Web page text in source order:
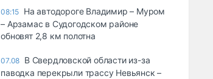
08:15 На автодороге Владимир – Муром
– Арзамас в Судогодском районе
обновят 2,8 км полотна
07.08 В Свердловской области из-за
паводка перекрыли трассу Невьянск –